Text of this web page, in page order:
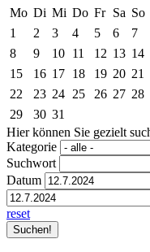
Mo Di Mi Do Fr Sa So
1
2 3 4 5 6
7
8
9 10 11 12 13 14
15
16 17 18 19 20 21
22
23 24 25 26 27 28
29
30 31
Hier können Sie gezielt
Kategorie
Suchwort
Datum
reset